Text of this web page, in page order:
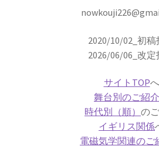
【明治時代の創設期に東京
アイザック・アシ
【「ロボット3原則」で
2020/10/02_初
2026/06/06_改
サイトTOPへ
舞台別のご紹介
時代別（順） の
イギリス関係
電磁気学関連のご